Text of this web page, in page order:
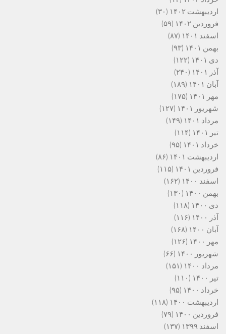
اردیبهشت ۱۴۰۲
(۳۰)
فروردین ۱۴۰۲
(۵۹)
اسفند ۱۴۰۱
(۸۷)
بهمن ۱۴۰۱
(۹۳)
دی ۱۴۰۱
(۱۲۲)
آذر ۱۴۰۱
(۲۴۰)
آبان ۱۴۰۱
(۱۸۹)
مهر ۱۴۰۱
(۱۷۵)
شهریور ۱۴۰۱
(۱۲۷)
مرداد ۱۴۰۱
(۱۴۹)
تیر ۱۴۰۱
(۱۱۴)
خرداد ۱۴۰۱
(۹۵)
اردیبهشت ۱۴۰۱
(۸۶)
فروردین ۱۴۰۱
(۱۱۵)
اسفند ۱۴۰۰
(۱۶۲)
بهمن ۱۴۰۰
(۱۳۰)
دی ۱۴۰۰
(۱۱۸)
آذر ۱۴۰۰
(۱۱۶)
آبان ۱۴۰۰
(۱۶۸)
مهر ۱۴۰۰
(۱۲۶)
شهریور ۱۴۰۰
(۶۶)
مرداد ۱۴۰۰
(۱۵۱)
تیر ۱۴۰۰
(۱۱۰)
خرداد ۱۴۰۰
(۹۵)
اردیبهشت ۱۴۰۰
(۱۱۸)
فروردین ۱۴۰۰
(۷۹)
اسفند ۱۳۹۹
(۱۳۷)